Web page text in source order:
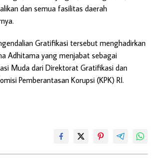
dan semua fasilitas daerah
Gratifikasi tersebut menghadirkan
Adhitama yang menjabat sebagai
Muda dari Direktorat Gratifikasi dan
Pemberantasan Korupsi (KPK) RI.